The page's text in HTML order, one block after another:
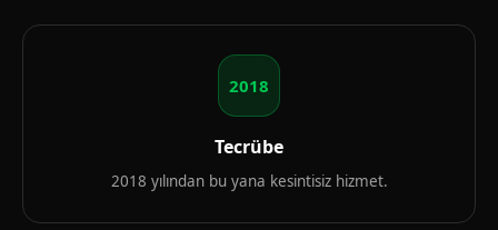
2018
Tecrübe
2018 yılından bu yana kesintisiz hizmet.